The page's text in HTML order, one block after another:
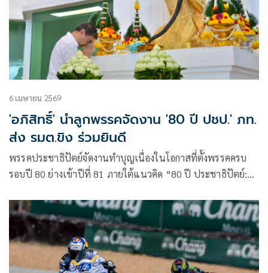
6 เมษายน 2569
'อภิสิทธิ์' นำลูกพรรคจัดงาน '80 ปี ปชป.' ภท.
ส่ง รมต.ขิง ร่วมยินดี
พรรคประชาธิปัตย์จัดงานทำบุญเนื่องในโอกาสที่ตั้งพรรคครบ
รอบปี 80 ย่างเข้าปีที่ 81 ภายใต้แนวคิด “80 ปี ประชาธิปัตย์: